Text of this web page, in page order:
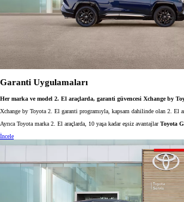
Garanti Uygulamaları
Her marka ve model 2. El araçlarda, garanti güvencesi Xchange by
Xchange by Toyota 2. El garanti programıyla, kapsam dahilinde olan 2. El
Ayrıca Toyota marka 2. El araçlarda, 10 yaşa kadar eşsiz avantajlarToyota
İncele